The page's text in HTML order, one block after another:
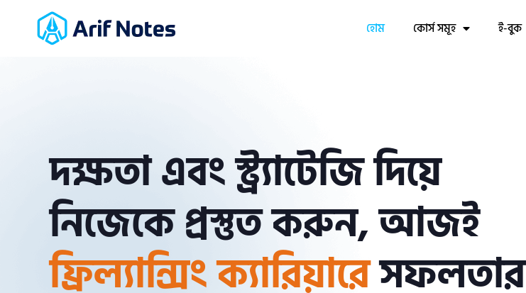
হোম কোর্স সমূহ ই-বুক
দক্ষতা এবং স্ট্র্যাটেজি দিয়ে
নিজেকে প্রস্তুত করুন, আজই
ফ্রিল্যান্সিং ক্যারিয়ারেসফলতার